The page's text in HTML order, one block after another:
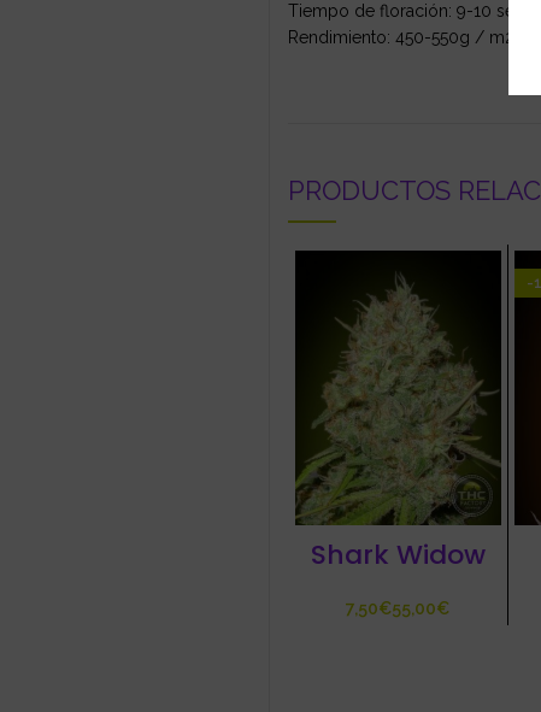
Tiempo de floración: 9-10
Rendimiento: 450-550g / m2
PRODUCTOS
Shark Widow
€ €
-